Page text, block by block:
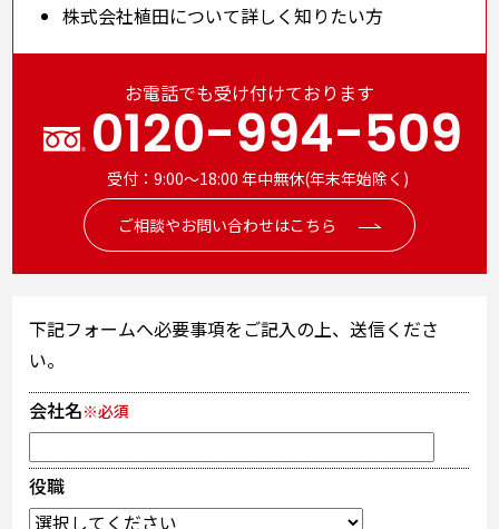
株式会社植田について詳しく知りたい方
お電話でも受け付けております
0120-994-509
受付：9:00～18:00 年中無休(年末年始除く)
ご相談やお問い合わせはこちら
下記フォームへ必要事項をご記入の上、送信くださ
い。
会社名※必須
役職